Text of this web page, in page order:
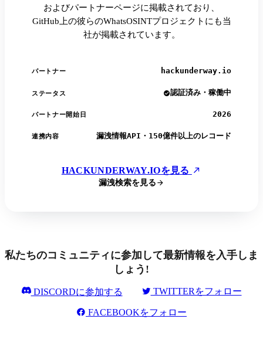
およびパートナーページに掲載されており、
GitHub上の彼らのWhatsOSINTプロジェクトにも当
社が掲載されています。
パートナー hackunderway.io
ステータス 認証済み・稼働中
パートナー開始日 2026
連携内容 漏洩情報API・150億件以上のレコード
HACKUNDERWAY.IOを見る
漏洩検索を見る
私たちのコミュニティに参加して最新情報を入手しま
しょう!
DISCORDに参加する TWITTERをフォロー
FACEBOOKをフォロー